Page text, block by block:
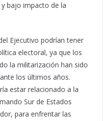
bajo impacto de la
Ejecutivo podrían tener
electoral, ya que los
la militarización han sido
los últimos años.
estar relacionado a la
Sur de Estados
para enfrentar las